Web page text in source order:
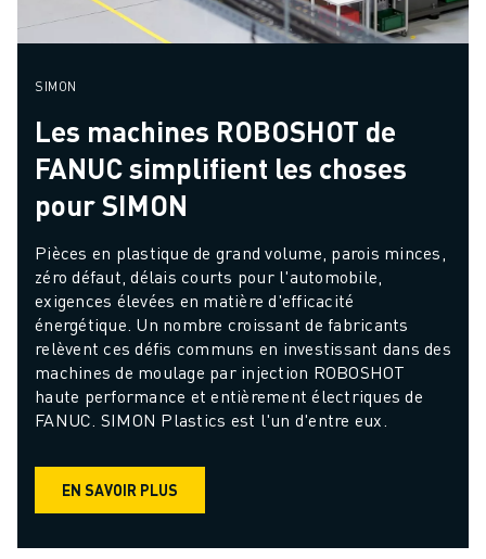
SIMON
Les machines ROBOSHOT de
FANUC simplifient les choses
pour SIMON
Pièces en plastique de grand volume, parois minces,
zéro défaut, délais courts pour l'automobile,
exigences élevées en matière d'efficacité
énergétique. Un nombre croissant de fabricants
relèvent ces défis communs en investissant dans des
machines de moulage par injection ROBOSHOT
haute performance et entièrement électriques de
FANUC. SIMON Plastics est l'un d'entre eux.
EN SAVOIR PLUS